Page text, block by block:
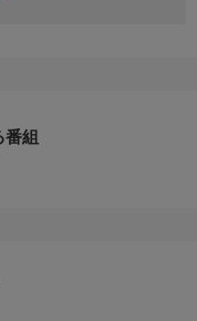
緒、左時枝、春田純
組